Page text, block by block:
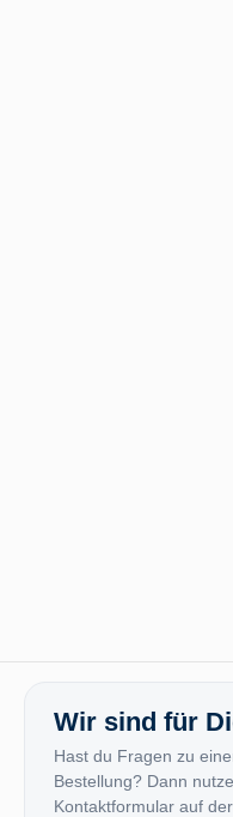
Wir sind für
Hast du Fragen zu
Bestellung? Dann
Kontaktformular auf